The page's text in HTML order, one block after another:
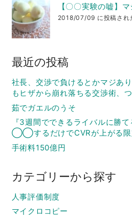
【〇〇実験の嘘】
2018/07/09 に投稿され
最近の投稿
社長、交渉で負けるとかマジあ
もヒザから崩れ落ちる交渉術、
茹でガエルのうそ
『3週間でできるライバルに勝
◯◯するだけでCVRが上がる限
手術料150億円
カテゴリーから探す
人事評価制度
マイクロコピー